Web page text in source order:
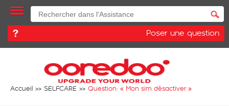
Poser une question
Accueil SELFCARE Question: « Mon sim désactiver»